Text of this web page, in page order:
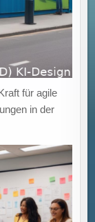
für agile
in der